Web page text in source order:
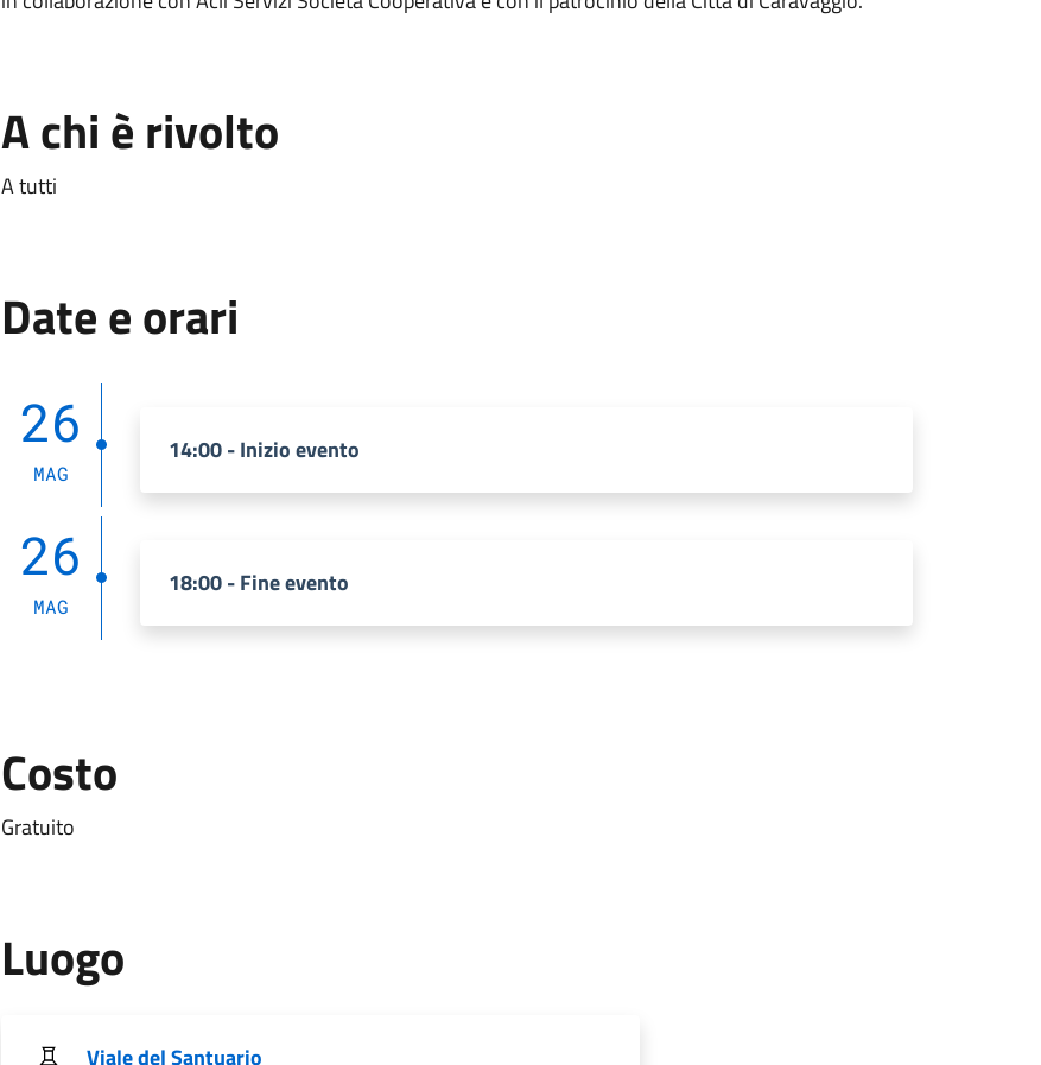
A chi è rivolto
A tutti
Date e orari
26
MAG
14:00 - Inizio evento
26
MAG
18:00 - Fine evento
Costo
Gratuito
Luogo
Viale del Santuario